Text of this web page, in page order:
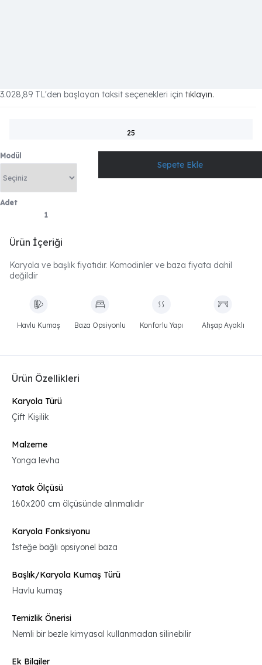
3.028,89 TL'den başlayan taksit seçenekleri için tıklayın.
25
Modül
Adet
Ürün İçeriği
Karyola ve başlık fiyatıdır. Komodinler ve baza fiyata dahil
değildir
Havlu Kumaş Baza Opsiyonlu Konforlu Yapı Ahşap Ayaklı
Ürün Özellikleri
Karyola Türü
Çift Kişilik
Malzeme
Yonga levha
Yatak Ölçüsü
160x200 cm ölçüsünde alınmalıdır
Karyola Fonksiyonu
İsteğe bağlı opsiyonel baza
Başlık/Karyola Kumaş Türü
Havlu kumaş
Temizlik Önerisi
Nemli bir bezle kimyasal kullanmadan silinebilir
Ek Bilgiler